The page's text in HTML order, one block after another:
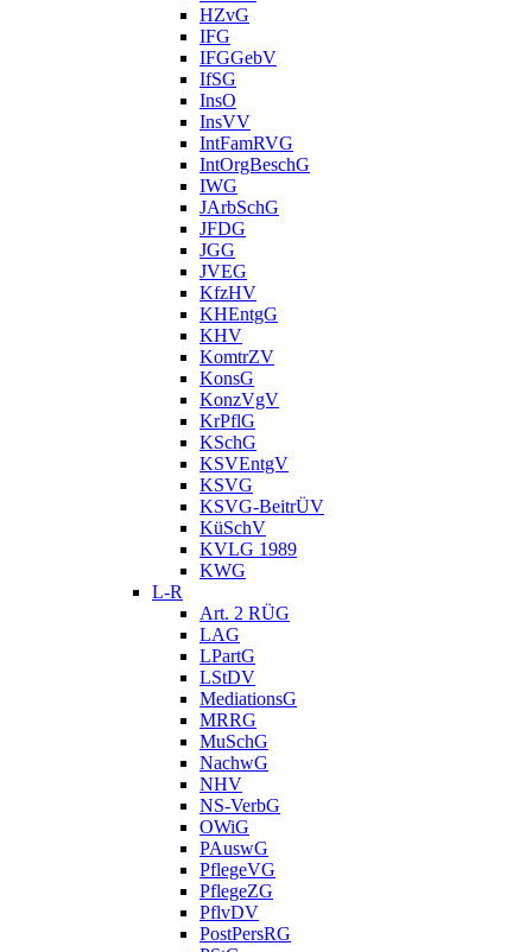
HZvG
IFG
IFGGebV
IfSG
InsO
InsVV
IntFamRVG
IntOrgBeschG
IWG
JArbSchG
JFDG
JGG
JVEG
KfzHV
KHEntgG
KHV
KomtrZV
KonsG
KonzVgV
KrPflG
KSchG
KSVEntgV
KSVG
KSVG-BeitrÜV
KüSchV
KVLG 1989
KWG
L-R
Art. 2 RÜG
LAG
LPartG
LStDV
MediationsG
MRRG
MuSchG
NachwG
NHV
NS-VerbG
OWiG
PAuswG
PflegeVG
PflegeZG
PflvDV
PostPersRG